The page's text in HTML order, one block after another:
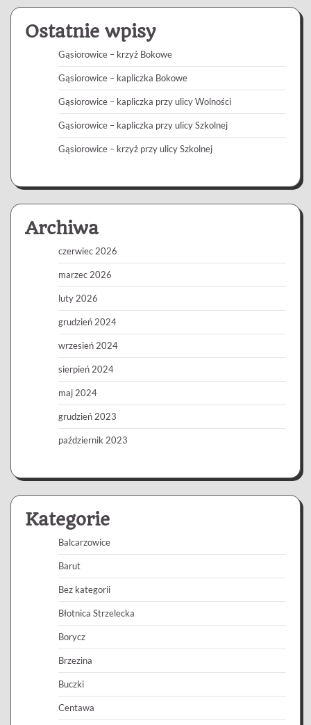
Ostatnie wpisy
Gąsiorowice – krzyż Bokowe
Gąsiorowice – kapliczka Bokowe
Gąsiorowice – kapliczka przy ulicy Wolności
Gąsiorowice – kapliczka przy ulicy Szkolnej
Gąsiorowice – krzyż przy ulicy Szkolnej
Archiwa
czerwiec 2026
marzec 2026
luty 2026
grudzień 2024
wrzesień 2024
sierpień 2024
maj 2024
grudzień 2023
październik 2023
Kategorie
Balcarzowice
Barut
Bez kategorii
Błotnica Strzelecka
Borycz
Brzezina
Buczki
Centawa